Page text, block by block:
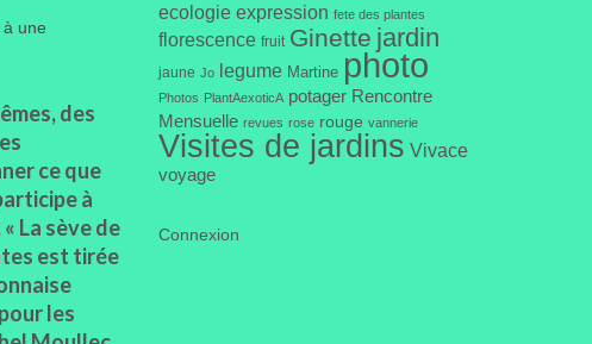
une
des
ce que
à
La sève de
est tirée
les
ecologie expression fete des plantes
florescence fruit Ginette jardin
jaune Jo legume Martine photo
Photos PlantAexoticA potager Rencontre
Mensuelle revues rose rouge vannerie
Visites de jardins Vivace
voyage
Connexion